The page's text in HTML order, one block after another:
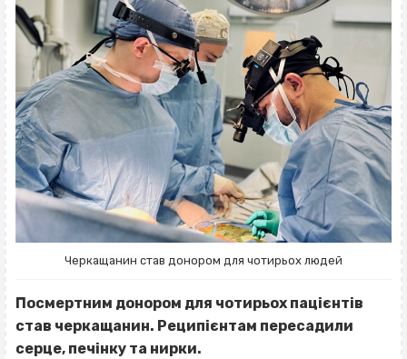
Черкащанин став донором для чотирьох людей
Посмертним донором для чотирьох пацієнтів
став черкащанин. Реципієнтам пересадили
серце, печінку та нирки.